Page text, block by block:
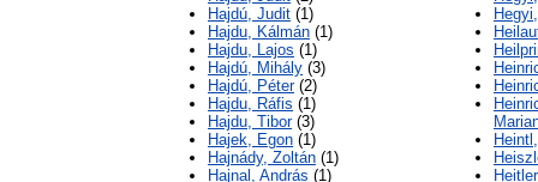
Hajdú, Judit (1)
Hajdu, Kálmán (1)
Hajdu, Lajos (1)
Hajdú, Mihály (3)
Hajdú, Péter(2)
Hajdu, Ráfis (1)
Hajdu, Tibor(3)
Hajek, Egon (1)
Hajnády, Zoltán (1)
Hajnal, András (1)